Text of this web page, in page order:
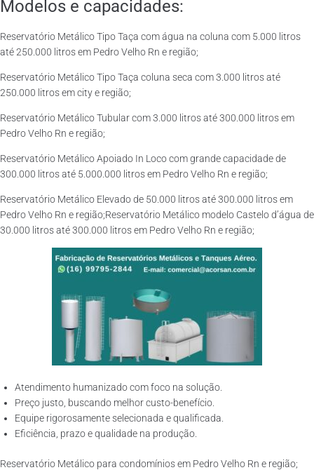
Modelos e capacidades:
Reservatório Metálico Tipo Taça com água na coluna com 5.000 litros
até 250.000 litros em Pedro Velho Rn e região;
Reservatório Metálico Tipo Taça coluna seca com 3.000 litros até
250.000 litros em city e região;
Reservatório Metálico Tubular com 3.000 litros até 300.000 litros em
Pedro Velho Rn e região;
Reservatório Metálico Apoiado In Loco com grande capacidade de
300.000 litros até 5.000.000 litros em Pedro Velho Rn e região;
Reservatório Metálico Elevado de 50.000 litros até 300.000 litros em
Pedro Velho Rn e região;Reservatório Metálico modelo Castelo d’água de
30.000 litros até 300.000 litros em Pedro Velho Rn e região;
Atendimento humanizado com foco na solução.
Preço justo, buscando melhor custo-benefício.
Equipe rigorosamente selecionada e qualificada.
Eficiência, prazo e qualidade na produção.
Reservatório Metálico para condomínios em Pedro Velho Rn e região;